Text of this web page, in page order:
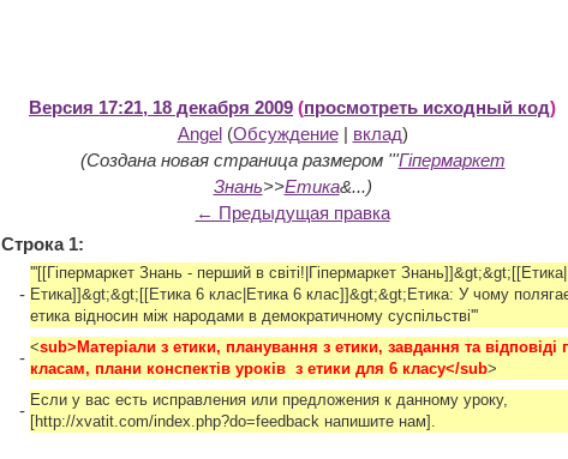
Версия 17:21, 18 декабря 2009 (просмотреть исходный код)
Angel (Обсуждение| вклад)
(Создана новая страница размером '''Гіпермаркет
Знань>>Етика&...)
← Предыдущая правка
Строка 1:
-
'''[[Гіпермаркет Знань - перший в світі!|Гіпермаркет Знань]]&gt;&gt;[[Етика|
Етика]]&gt;&gt;[[Етика 6 клас|Етика 6 клас]]&gt;&gt;Етика: У чому
етика відносин між народами в демократичному суспільстві'''
- <sub>Матеріали з етики, планування з етики, завдання та відповіді
класам, плани конспектів уроків  з етики для 6 класу</sub>
- Если у вас есть исправления или предложения к данному уроку,
[http://xvatit.com/index.php?do=feedback напишите нам].